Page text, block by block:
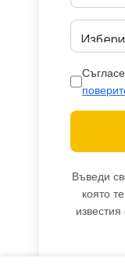
Въведи
която